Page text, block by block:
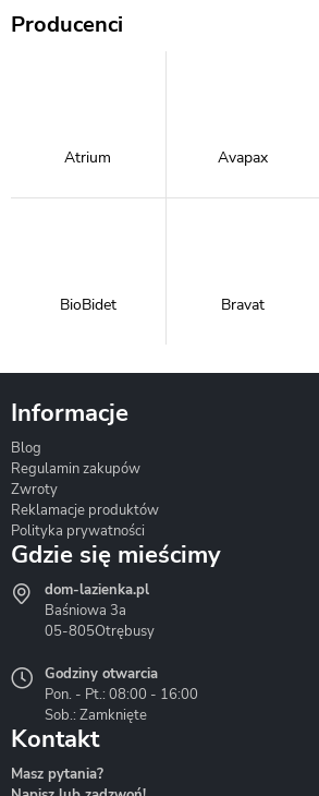
Producenci
Atrium Avapax
BioBidet Bravat
Hydrostop
Liveno
Informacje
Blog
Regulamin zakupów
Zwroty
Reklamacje produktów
Polityka prywatności
Gdzie się mieścimy
dom-lazienka.pl
Baśniowa 3a
05-805Otrębusy
Godziny otwarcia
Pon. - Pt.: 08:00 - 16:00
Sob.: Zamknięte
Kontakt
Masz pytania?